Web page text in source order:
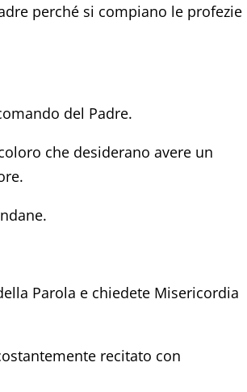
perché si compiano le profezie
del Padre.
che desiderano avere un
Parola e chiedete Misericordia
recitato con